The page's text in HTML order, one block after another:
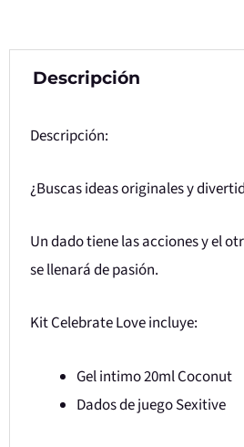
Descripción
Descripción:
¿Buscas ideas originales y
Un dado tiene las acciones y el
se llenará de pasión.
Kit Celebrate Love incluye:
Gel intimo 20ml Coconut
Dados de juego Sexitive